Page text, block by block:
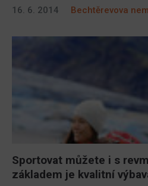
16. 6. 2014 Bechtěrevova
Sportovat můžete i s
základem je kvalitní